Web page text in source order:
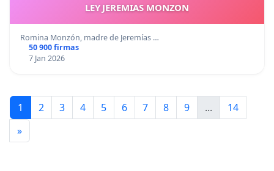
LEY JEREMIAS MONZON
Romina Monzón, madre de Jeremías …
50 900 firmas
7 Jan 2026
1 2 3 4 5 6 7 8 9 ...
14
»